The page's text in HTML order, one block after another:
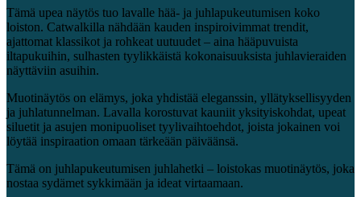
Tämä upea näytös tuo lavalle hää- ja juhlapukeutumisen koko
loiston. Catwalkilla nähdään kauden inspiroivimmat trendit,
ajattomat klassikot ja rohkeat uutuudet – aina hääpuvuista
iltapukuihin, sulhasten tyylikkäistä kokonaisuuksista juhlavieraiden
näyttäviin asuihin.
Muotinäytös on elämys, joka yhdistää eleganssin, yllätyksellisyyden
ja juhlatunnelman. Lavalla korostuvat kauniit yksityiskohdat, upeat
siluetit ja asujen monipuoliset tyylivaihtoehdot, joista jokainen voi
löytää inspiraation omaan tärkeään päiväänsä.
Tämä on juhlapukeutumisen juhlahetki – loistokas muotinäytös, joka
nostaa sydämet sykkimään ja ideat virtaamaan.